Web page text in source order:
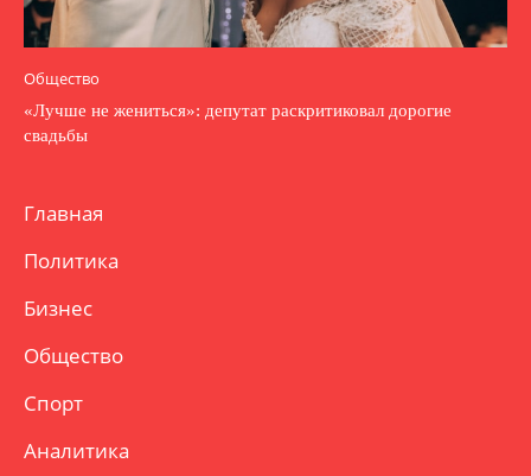
Общество
«Лучше не жениться»: депутат раскритиковал дорогие
свадьбы
Главная
Политика
Бизнес
Общество
Спорт
Аналитика